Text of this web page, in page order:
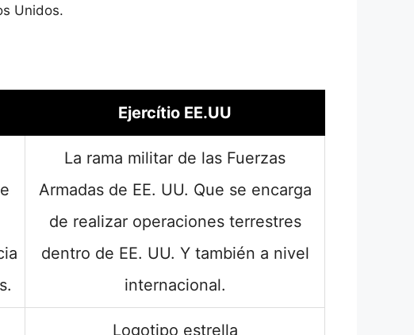
Unidos.
Ejercítio EE.UU
La rama militar de las Fuerzas
Armadas de EE. UU. Que se encarga
de realizar operaciones terrestres
dentro de EE. UU. Y también a nivel
internacional.
Logotipo estrella